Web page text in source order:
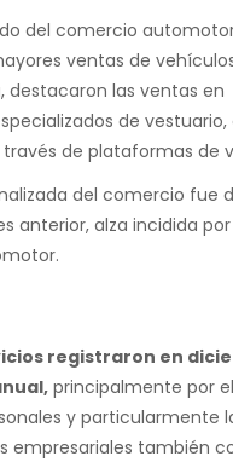
del comercio
ventas de
destacaron las ventas en
de
de plataformas de
del comercio fue
anterior, alza incidida
registraron en
principalmente por
y particularmente
empresariales también